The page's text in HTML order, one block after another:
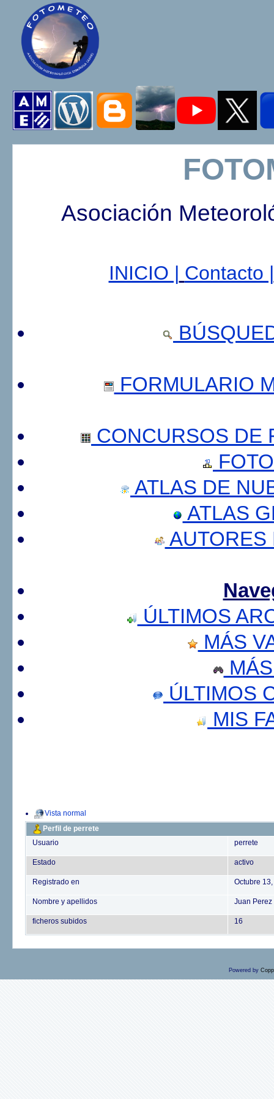
Asociación
INICIO | Contacto |
FORMULARIO
CONCURSOS DE
ATLAS DE
ATLAS
AUTORES
ÚLTIMOS
MÁS
ÚLTIMOS
MIS
Vista normal
Perfil de perrete
Usuario
perrete
Estado activo
Registrado en Octubre
Nombre y apellidos Juan
ficheros subidos 16
Powered by